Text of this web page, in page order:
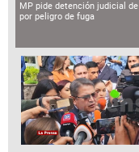
MP pide detención judicial de
por peligro de fuga